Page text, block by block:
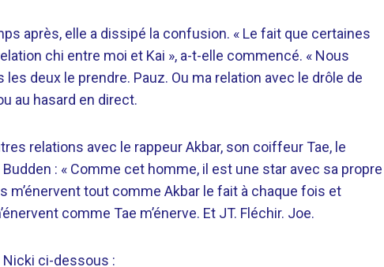
après, elle a dissipé la confusion. « Le fait que certaines
chi entre moi et Kai », a-t-elle commencé. « Nous
deux le prendre. Pauz. Ou ma relation avec le drôle de
au hasard en direct.
relations avec le rappeur Akbar, son coiffeur Tae, le
: « Comme cet homme, il est une star avec sa propre
m’énervent tout comme Akbar le fait à chaque fois et
comme Tae m’énerve. Et JT. Fléchir. Joe.
Nicki ci-dessous :